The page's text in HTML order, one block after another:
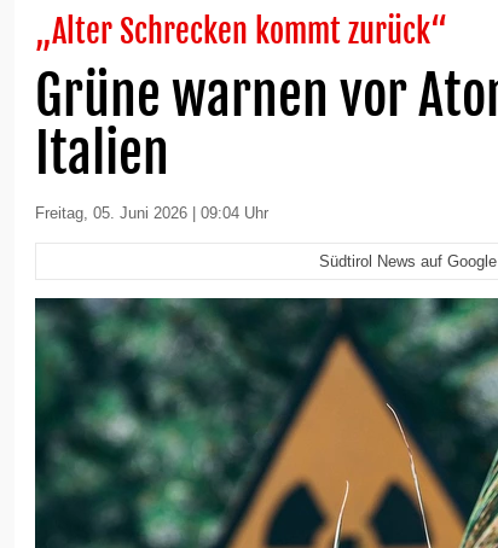
„Alter Schrecken kommt zurück“
Grüne warnen vor
Italien
Freitag, 05. Juni 2026 | 09:04 Uhr
Südtirol News auf